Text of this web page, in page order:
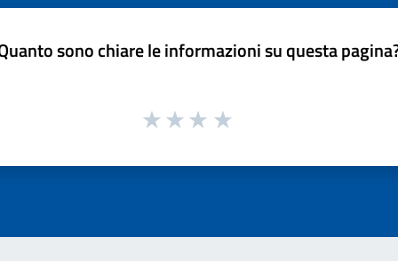
sono chiare le informazioni su questa